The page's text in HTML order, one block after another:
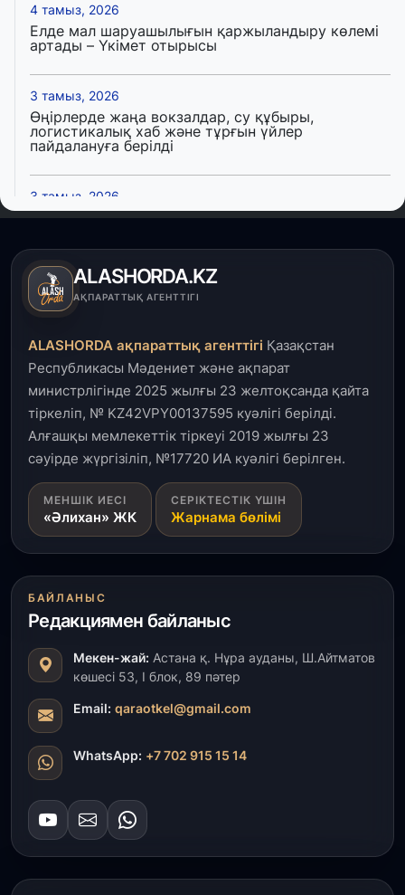
4 тамыз, 2026
Елде мал шаруашылығын қаржыландыру көлемі
артады – Үкімет отырысы
3 тамыз, 2026
Өңірлерде жаңа вокзалдар, су құбыры,
логистикалық хаб және тұрғын үйлер
пайдалануға берілді
3 тамыз, 2026
Қызылордада 300 орындық аурухана,
салынып жатыр
1 тамыз, 2026
Кинопоиск Қазақстан азаматтарының ең
31 шілде, 2026
Ақмола облысындағы кездесуде кәсіпкерлер мен
ұстаздар «Әділет» партиясына өз ұсыныстарын
айтты
31 шілде, 2026
ҚР Президенті Орталық Азия елдеріне
ұзақмерзімді ынтымақтастық жоспарын әзірлеуді
ұсынды
«Ауыл аманаты»: Түркістанда 30,2 млрд теңгеге
4 223 жоба қаржыландырылды
31 шілде, 2026
Президент тапсырмасы орындалды: Шардара
толық ауыз сумен қамтылды
30 шілде, 2026
Түркістанда «Арыс-2» және Темір ауылының
30 шілде, 2026
Қордайлық қыз-келіншектер ұлттық нақыштағы
креативті бұйымдар шығаруда
ALASHORDA.KZ
АҚПАРАТТЫҚ АГЕНТТІГІ
ALASHORDA ақпараттық агенттігі Қазақстан
Республикасы Мәдениет және ақпарат
министрлігінде 2025 жылғы 23 желтоқсанда қайта
тіркеліп, № KZ42VPY00137595 куәлігі берілді.
Алғашқы мемлекеттік тіркеуі 2019 жылғы 23
сәуірде жүргізіліп, №17720 ИА куәлігі берілген.
МЕНШІК ИЕСІ
«Әлихан» ЖК
СЕРІКТЕСТІК ҮШІН
Жарнама бөлімі
БАЙЛАНЫС
Редакциямен байланыс
Мекен-жай: Астана қ. Нұра ауданы, Ш.Айтматов
көшесі 53, І блок, 89 пәтер
Email: qaraotkel@gmail.com
WhatsApp: +7 702 915 15 14